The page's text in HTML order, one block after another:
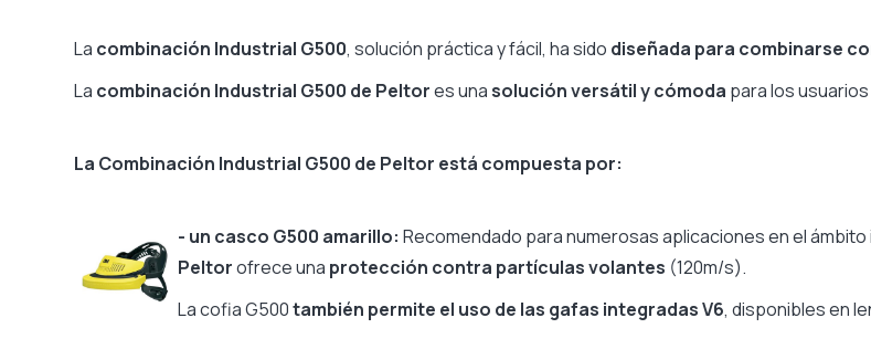
Walkie Talkie integrado
Brazo del micrófono
Reducción de ruido - SNR
Casco plegable, fácil almacenamiento.
Gama del fabricante
La combinación Industrial G500, solución práctica y fácil, ha sido diseñada para combinarse
La combinación Industrial G500 de Peltores unasolución versátil y cómoda para los
La Combinación Industrial G500 de Peltor está compuesta por:
- un casco G500 amarillo: Recomendado para numerosas aplicaciones en el
Peltorofrece una protección contra partículas volantes (120m/s).
La cofia G500también permite el uso de las gafas integradas V6, disponibles en